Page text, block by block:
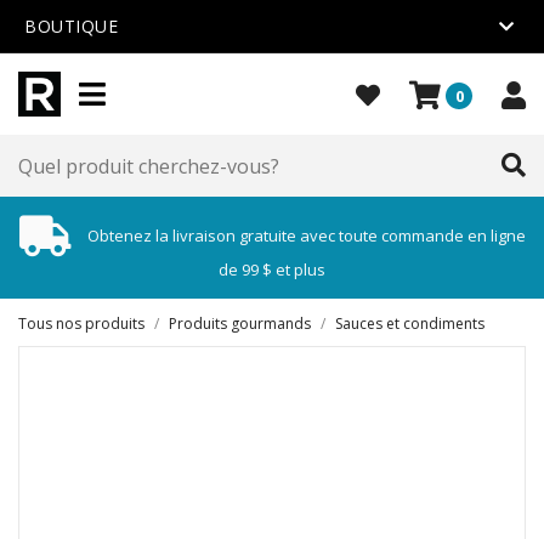
BOUTIQUE
0
Obtenez la livraison gratuite avec toute commande en ligne
de 99 $ et plus
Tous nos produits / Produits gourmands / Sauces et condiments